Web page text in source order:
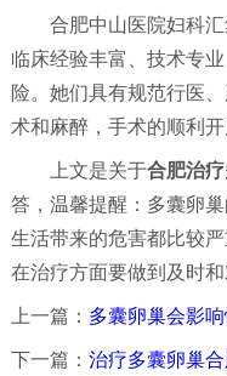
合肥中山医院妇科汇
临床经验丰富、技术专
险。她们具有规范行医
术和麻醉，手术的顺利开
上文是关于合肥治
答，温馨提醒：多囊卵
生活带来的危害都比较
在治疗方面要做到及时
上一篇： 多囊卵巢会影
下一篇： 治疗多囊卵巢